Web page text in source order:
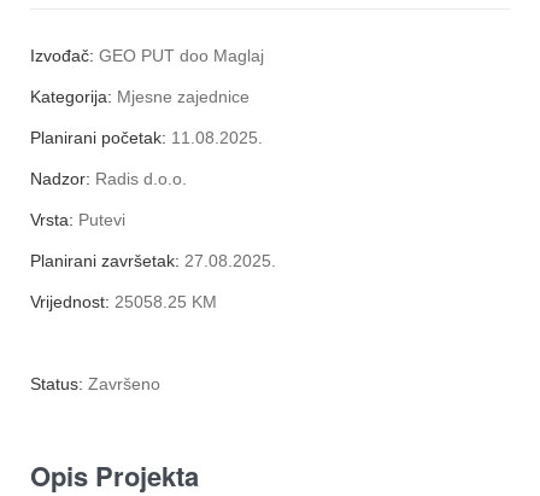
Izvođač: GEO PUT doo Maglaj
Kategorija: Mjesne zajednice
Planirani početak: 11.08.2025.
Nadzor: Radis d.o.o.
Vrsta: Putevi
Planirani završetak: 27.08.2025.
Vrijednost: 25058.25 KM
Status: Završeno
Opis Projekta